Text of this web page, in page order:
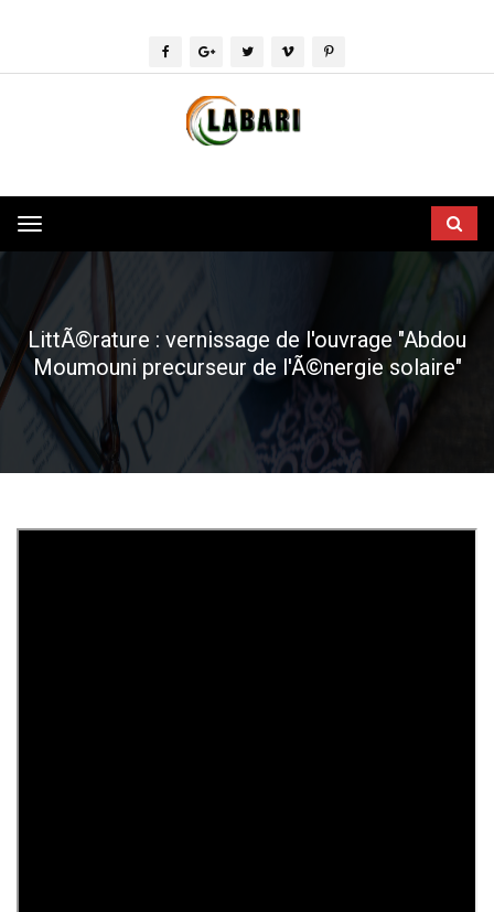
Toggle
navigation
LittÃ©rature : vernissage de l'ouvrage "Abdou
Moumouni precurseur de l'Ã©nergie solaire"